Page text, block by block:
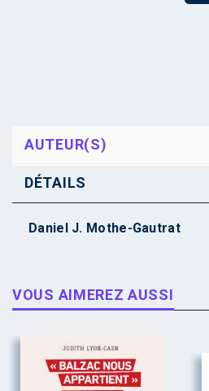
AUTEUR(S)
DÉTAILS
Daniel J. Mothe-Gautrat
VOUS AIMEREZ AUSSI